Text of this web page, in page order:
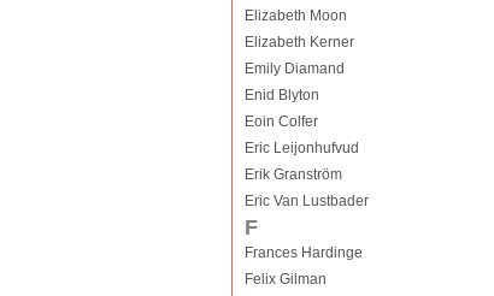
Elizabeth Moon
Elizabeth Kerner
Emily Diamand
Enid Blyton
Eoin Colfer
Eric Leijonhufvud
Erik Granström
Eric Van Lustbader
F
Frances Hardinge
Felix Gilman